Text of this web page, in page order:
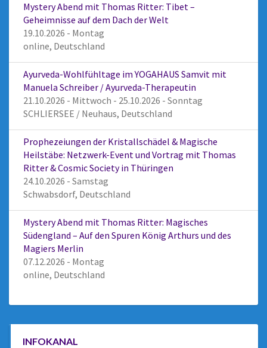
Mystery Abend mit Thomas Ritter: Tibet –
Geheimnisse auf dem Dach der Welt
19.10.2026 - Montag
online, Deutschland
Ayurveda-Wohlfühltage im YOGAHAUS Samvit mit
Manuela Schreiber / Ayurveda-Therapeutin
21.10.2026 - Mittwoch - 25.10.2026 - Sonntag
SCHLIERSEE / Neuhaus, Deutschland
Prophezeiungen der Kristallschädel & Magische
Heilstäbe: Netzwerk-Event und Vortrag mit Thomas
Ritter & Cosmic Society in Thüringen
24.10.2026 - Samstag
Schwabsdorf, Deutschland
Mystery Abend mit Thomas Ritter: Magisches
Südengland – Auf den Spuren König Arthurs und des
Magiers Merlin
07.12.2026 - Montag
online, Deutschland
INFOKANAL